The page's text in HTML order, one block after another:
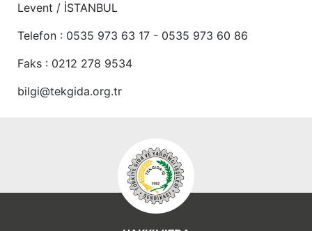
Levent / İSTANBUL
Telefon : 0535 973 63 17 - 0535 973 60 86
Faks : 0212 278 9534
bilgi@tekgida.org.tr